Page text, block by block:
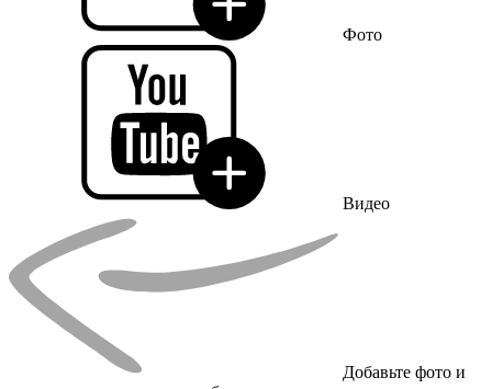
Фото
Видео
Добавьте фото и